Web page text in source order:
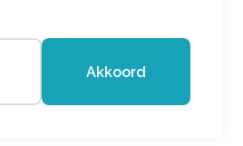
producten
Akkoord